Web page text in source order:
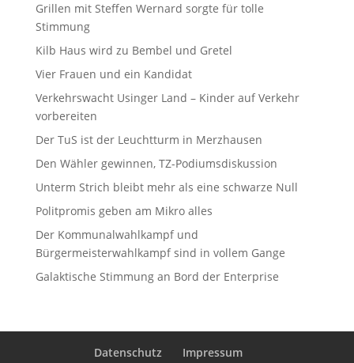
Grillen mit Steffen Wernard sorgte für tolle
Stimmung
Kilb Haus wird zu Bembel und Gretel
Vier Frauen und ein Kandidat
Verkehrswacht Usinger Land – Kinder auf Verkehr
vorbereiten
Der TuS ist der Leuchtturm in Merzhausen
Den Wähler gewinnen, TZ-Podiumsdiskussion
Unterm Strich bleibt mehr als eine schwarze Null
Politpromis geben am Mikro alles
Der Kommunalwahlkampf und
Bürgermeisterwahlkampf sind in vollem Gange
Galaktische Stimmung an Bord der Enterprise
Datenschutz Impressum